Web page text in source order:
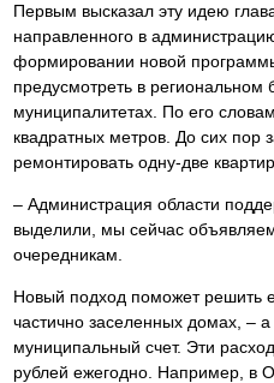
Первым высказал эту идею
направленного в
формировании новой
предусмотреть в
муниципалитетах. По его
квадратных метров. До сих пор
ремонтировать одну-две
– Администрация области
выделили, мы сейчас
очередникам.
Новый подход поможет решить
частично заселенных домах, –
муниципальный счет. Эти
рублей ежегодно. Например, в